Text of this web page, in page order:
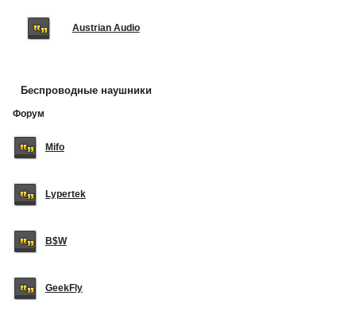
Austrian Audio
Беспроводные наушники
Форум
Mifo
Lypertek
B$W
GeekFly